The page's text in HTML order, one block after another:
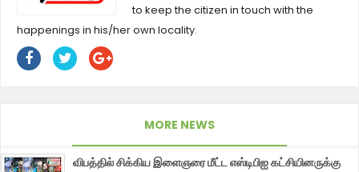
to keep the citizen in touch with the
happenings in his/her own locality.
MORE NEWS
விபத்தில் சிக்கிய இளைஞரை மீட்ட எஸ்டிபிஐ கட்சியினருக்கு